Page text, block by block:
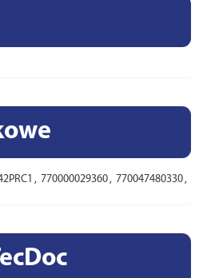
, 770000029360 , 770047480330 ,